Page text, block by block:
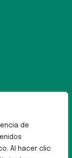
de
Al hacer clic